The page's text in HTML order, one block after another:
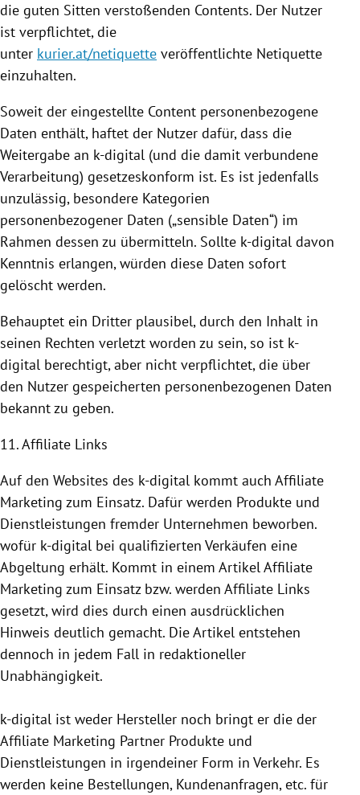
die guten Sitten verstoßenden Contents. Der Nutzer
ist verpflichtet, die
unter kurier.at/netiquette veröffentlichte Netiquette
einzuhalten.
Soweit der eingestellte Content personenbezogene
Daten enthält, haftet der Nutzer dafür, dass die
Weitergabe an k-digital (und die damit verbundene
Verarbeitung) gesetzeskonform ist. Es ist jedenfalls
unzulässig, besondere Kategorien
personenbezogener Daten („sensible Daten“) im
Rahmen dessen zu übermitteln. Sollte k-digital davon
Kenntnis erlangen, würden diese Daten sofort
gelöscht werden.
Behauptet ein Dritter plausibel, durch den Inhalt in
seinen Rechten verletzt worden zu sein, so ist k-
digital berechtigt, aber nicht verpflichtet, die über
den Nutzer gespeicherten personenbezogenen Daten
bekannt zu geben.
11. Affiliate Links
Auf den Websites des k-digital kommt auch Affiliate
Marketing zum Einsatz. Dafür werden Produkte und
Dienstleistungen fremder Unternehmen beworben.
wofür k-digital bei qualifizierten Verkäufen eine
Abgeltung erhält. Kommt in einem Artikel Affiliate
Marketing zum Einsatz bzw. werden Affiliate Links
gesetzt, wird dies durch einen ausdrücklichen
Hinweis deutlich gemacht. Die Artikel entstehen
dennoch in jedem Fall in redaktioneller
Unabhängigkeit.
k-digital ist weder Hersteller noch bringt er die der
Affiliate Marketing Partner Produkte und
Dienstleistungen in irgendeiner Form in Verkehr. Es
werden keine Bestellungen, Kundenanfragen, etc. für